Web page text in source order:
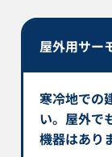
屋外用サー
寒冷地での
い。屋外で
機器はあり